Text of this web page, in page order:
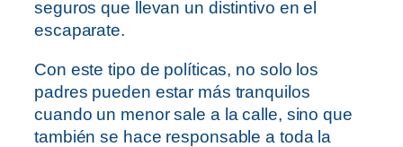
seguros que llevan un distintivo en el
escaparate.
Con este tipo de políticas, no solo los
padres pueden estar más tranquilos
cuando un menor sale a la calle, sino que
también se hace responsable a toda la